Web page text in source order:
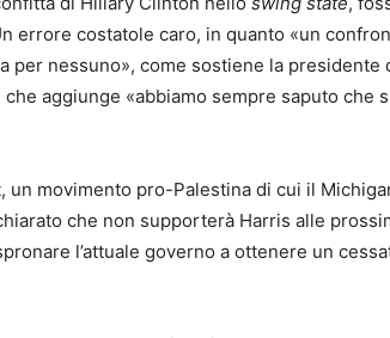
errore costatole caro, in quanto «un
per nessuno», come sostiene la presidente
aggiunge «abbiamo sempre saputo che
un movimento pro-Palestina di cui il
che non supporterà Harris alle
l’attuale governo a ottenere un